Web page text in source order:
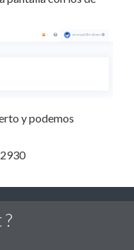
y podemos